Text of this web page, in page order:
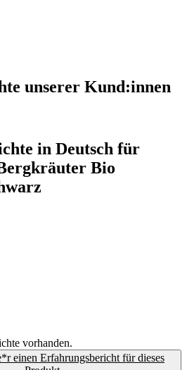
unserer Kund:innen
in Deutsch für
Bio
vorhanden.
einen Erfahrungsbericht für dieses